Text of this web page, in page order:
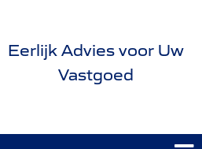
Eerlijk Advies voor Uw
Vastgoed